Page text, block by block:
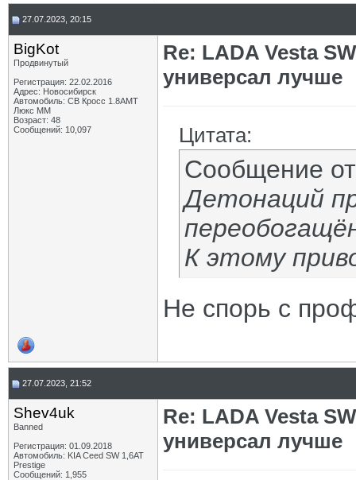
27.07.2023, 20:15
BigKot
Продвинутый
Регистрация: 22.02.2016
Адрес: Новосибирск
Автомобиль: СВ Кросс 1.8АМТ
Люкс ММ
Возраст: 48
Сообщений: 10,097
Re: LADA Vesta
универсал лучше
Цитата:
Сообщение
Детонаций
К этому
Не спорь с
27.07.2023, 21:52
Shev4uk
Banned
Регистрация: 01.09.2018
Автомобиль: KIA Ceed SW 1,6AT
Prestige
Сообщений: 1,955
Re: LADA Vesta
универсал лучше